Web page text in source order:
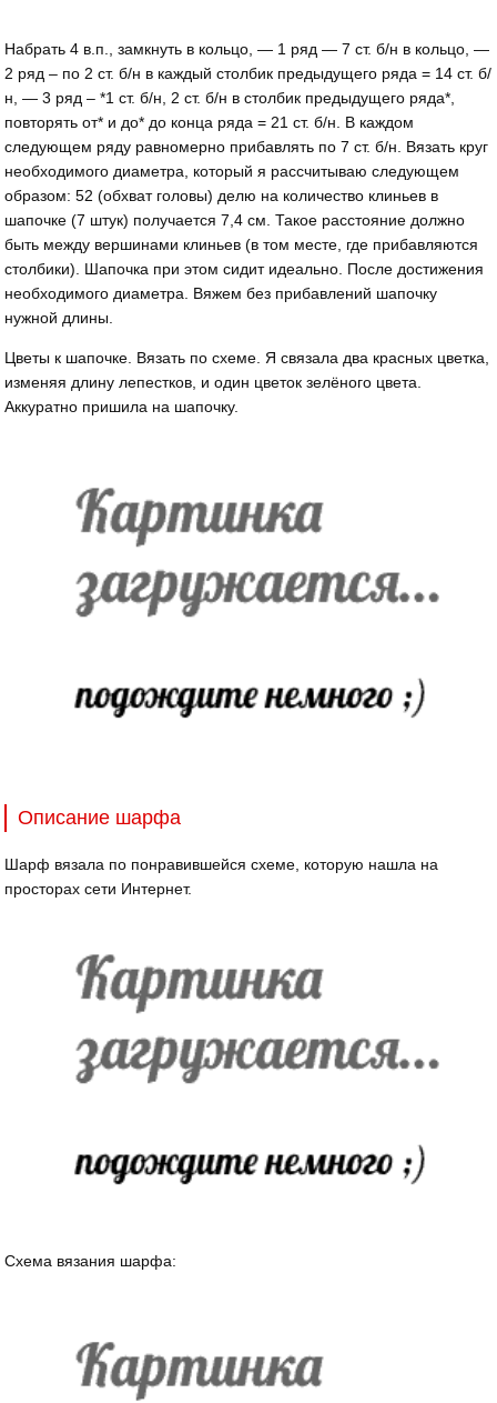
Набрать 4 в.п., замкнуть в кольцо, — 1 ряд — 7 ст. б/н в кольцо, —
2 ряд – по 2 ст. б/н в каждый столбик предыдущего ряда = 14 ст. б/
н, — 3 ряд – *1 ст. б/н, 2 ст. б/н в столбик предыдущего ряда*,
повторять от* и до* до конца ряда = 21 ст. б/н. В каждом
следующем ряду равномерно прибавлять по 7 ст. б/н. Вязать круг
необходимого диаметра, который я рассчитываю следующем
образом: 52 (обхват головы) делю на количество клиньев в
шапочке (7 штук) получается 7,4 см. Такое расстояние должно
быть между вершинами клиньев (в том месте, где прибавляются
столбики). Шапочка при этом сидит идеально. После достижения
необходимого диаметра. Вяжем без прибавлений шапочку
нужной длины.
Цветы к шапочке. Вязать по схеме. Я связала два красных цветка,
изменяя длину лепестков, и один цветок зелёного цвета.
Аккуратно пришила на шапочку.
Описание шарфа
Шарф вязала по понравившейся схеме, которую нашла на
просторах сети Интернет.
Схема вязания шарфа: